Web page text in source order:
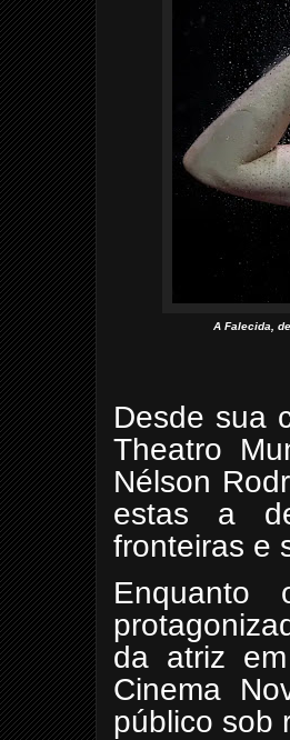
A Falecida,
Desde sua
Theatro
Nélson
estas a
fronteiras e
Enquanto
da atriz
Cinema
público sob